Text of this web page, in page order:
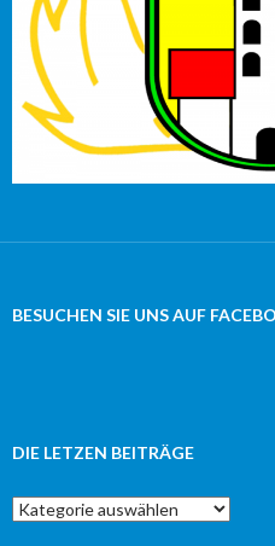
BESUCHEN SIE UNS AUF
DIE LETZEN BEITRÄGE
Die
letzen